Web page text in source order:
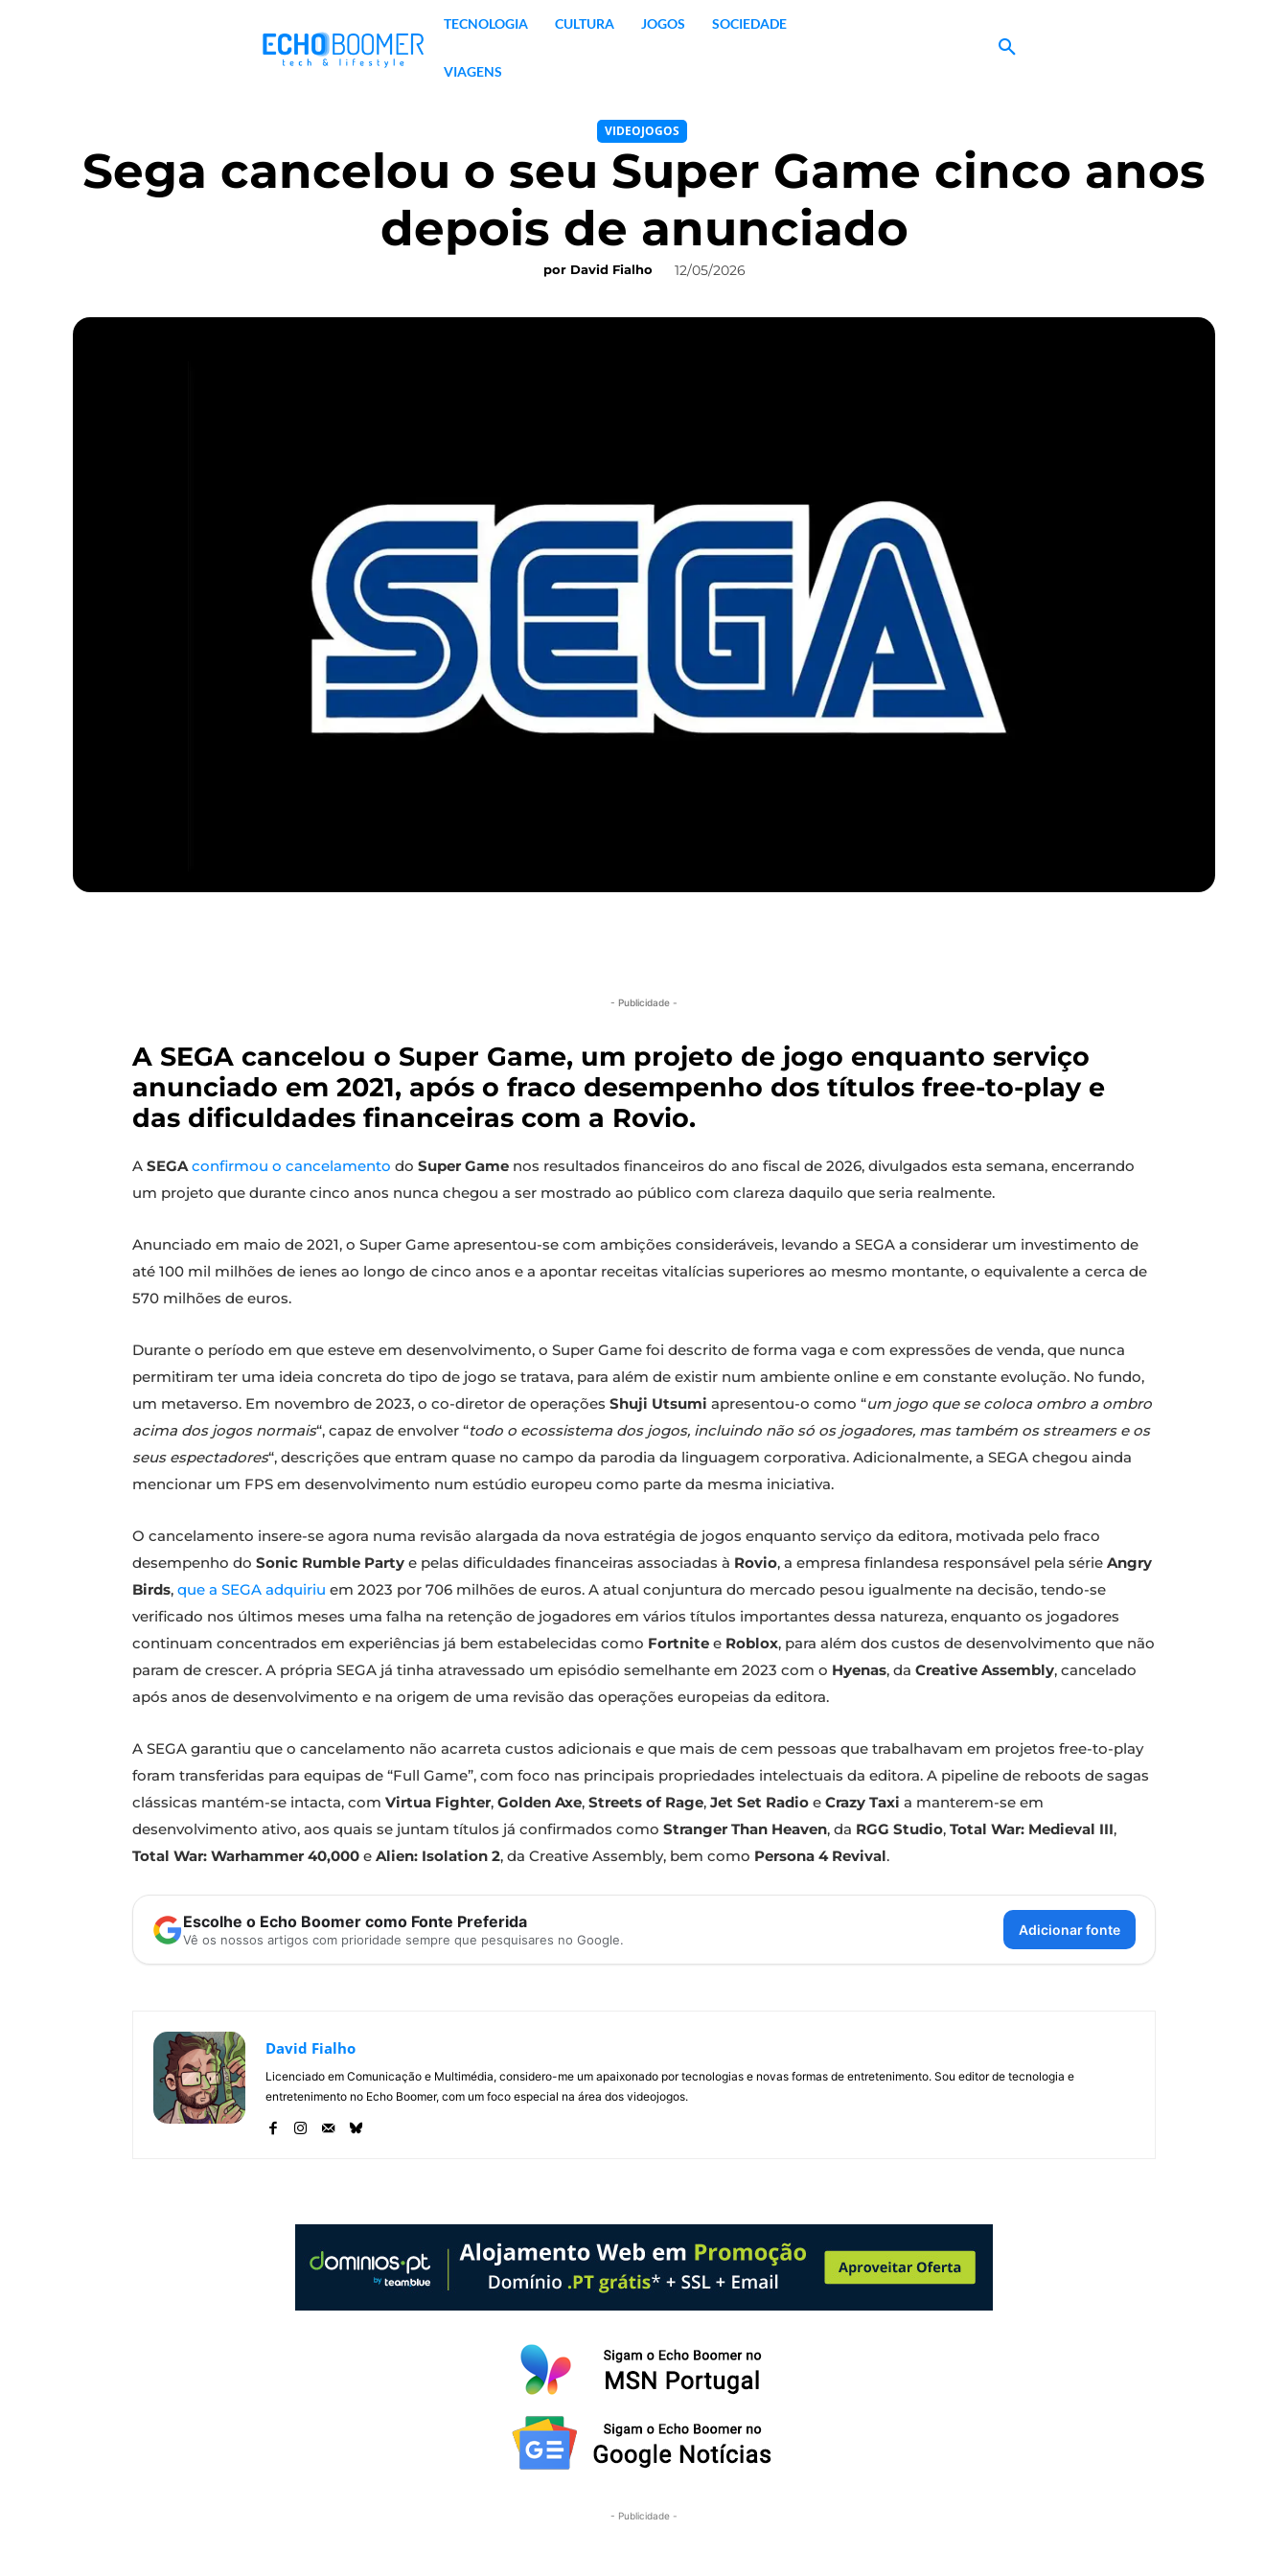
TECNOLOGIA CULTURA JOGOS SOCIEDADE
VIAGENS
VIDEOJOGOS
Sega cancelou o seu Super Game cinco anos
depois de anunciado
por David Fialho 12/05/2026
- Publicidade -
A SEGA cancelou o Super Game, um projeto de jogo enquanto serviço
anunciado em 2021, após o fraco desempenho dos títulos free-to-play e
das dificuldades financeiras com a Rovio.
A SEGAconfirmou o cancelamento do Super Game nos resultados financeiros do ano fiscal de 2026, divulgados esta semana, encerrando
um projeto que durante cinco anos nunca chegou a ser mostrado ao público com clareza daquilo que seria realmente.
Anunciado em maio de 2021, o Super Game apresentou-se com ambições consideráveis, levando a SEGA a considerar um investimento de
até 100 mil milhões de ienes ao longo de cinco anos e a apontar receitas vitalícias superiores ao mesmo montante, o equivalente a cerca de
570 milhões de euros.
Durante o período em que esteve em desenvolvimento, o Super Game foi descrito de forma vaga e com expressões de venda, que nunca
permitiram ter uma ideia concreta do tipo de jogo se tratava, para além de existir num ambiente online e em constante evolução. No fundo,
um metaverso. Em novembro de 2023, o co-diretor de operações Shuji Utsumi apresentou-o como “um jogo que se coloca ombro a ombro
acima dos jogos normais“, capaz de envolver “todo o ecossistema dos jogos, incluindo não só os jogadores, mas também os streamers e os
seus espectadores“, descrições que entram quase no campo da parodia da linguagem corporativa. Adicionalmente, a SEGA chegou ainda
mencionar um FPS em desenvolvimento num estúdio europeu como parte da mesma iniciativa.
O cancelamento insere-se agora numa revisão alargada da nova estratégia de jogos enquanto serviço da editora, motivada pelo fraco
desempenho do Sonic Rumble Party e pelas dificuldades financeiras associadas à Rovio, a empresa finlandesa responsável pela série Angry
Birds, que a SEGA adquiriu em 2023 por 706 milhões de euros. A atual conjuntura do mercado pesou igualmente na decisão, tendo-se
verificado nos últimos meses uma falha na retenção de jogadores em vários títulos importantes dessa natureza, enquanto os jogadores
continuam concentrados em experiências já bem estabelecidas como Fortnite e Roblox, para além dos custos de desenvolvimento que não
param de crescer. A própria SEGA já tinha atravessado um episódio semelhante em 2023 com o Hyenas, da Creative Assembly, cancelado
após anos de desenvolvimento e na origem de uma revisão das operações europeias da editora.
A SEGA garantiu que o cancelamento não acarreta custos adicionais e que mais de cem pessoas que trabalhavam em projetos free-to-play
foram transferidas para equipas de “Full Game”, com foco nas principais propriedades intelectuais da editora. A pipeline de reboots de sagas
clássicas mantém-se intacta, com Virtua Fighter, Golden Axe, Streets of Rage, Jet Set Radio e Crazy Taxi a manterem-se em
desenvolvimento ativo, aos quais se juntam títulos já confirmados como Stranger Than Heaven, da RGG Studio, Total War: Medieval III,
Total War: Warhammer 40,000 e Alien: Isolation 2, da Creative Assembly, bem como Persona 4 Revival.
Escolhe o Echo Boomer como Fonte Preferida
Vê os nossos artigos com prioridade sempre que pesquisares no Google.
Adicionar fonte
David Fialho
Licenciado em Comunicação e Multimédia, considero-me um apaixonado por tecnologias e novas formas de entretenimento. Sou editor de tecnologia e
entretenimento no Echo Boomer, com um foco especial na área dos videojogos.
- Publicidade -